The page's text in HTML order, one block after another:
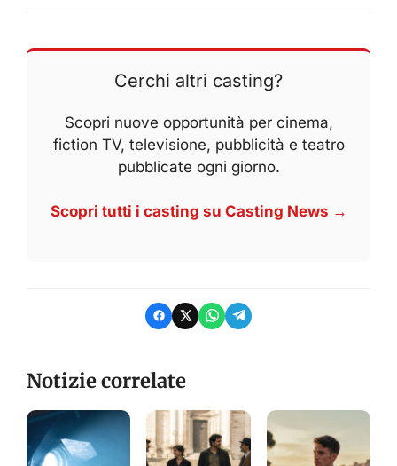
Cerchi altri casting?
Scopri nuove opportunità per cinema,
fiction TV, televisione, pubblicità e teatro
pubblicate ogni giorno.
Scopri tutti i casting su Casting News →
Notizie correlate